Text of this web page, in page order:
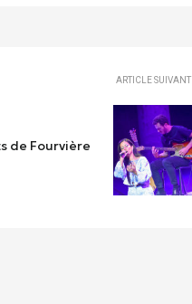
ARTICLE SUIVANT
de Fourvière